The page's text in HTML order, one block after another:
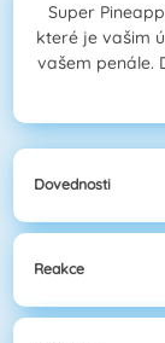
Super
které je vašim
vašem penále.
Dovednosti
Reakce